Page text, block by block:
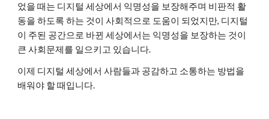
었을 때는 디지털 세상에서 익명성을 보장해주며 비판적 활
동을 하도록 하는 것이 사회적으로 도움이 되었지만, 디지털
이 주된 공간으로 바뀐 세상에서는 익명성을 보장하는 것이
큰 사회문제를 일으키고 있습니다.
이제 디지털 세상에서 사람들과 공감하고 소통하는 방법을
배워야 할 때입니다.